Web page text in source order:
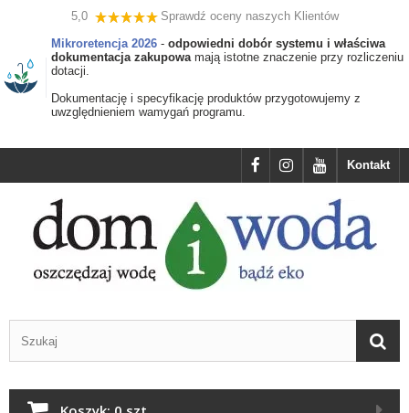
5,0
Sprawdź oceny naszych Klientów
Mikroretencja 2026 - odpowiedni dobór systemu i właściwa
dokumentacja zakupowamają istotne znaczenie przy rozliczeniu
dotacji.
Dokumentację i specyfikację produktów przygotowujemy z
uwzględnieniem wamygań programu.
Kontakt